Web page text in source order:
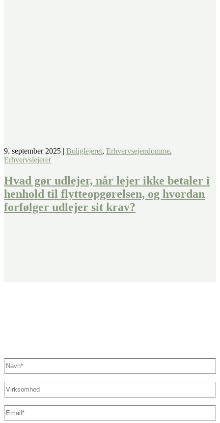
9. september 2025 | Boliglejeret, Erhvervsejendomme,
Erhvervslejeret
Hvad gør udlejer, når lejer ikke betaler i
henhold til flytteopgørelsen, og hvordan
forfølger udlejer sit krav?
Navn *
Virksomhed
E-
mail*